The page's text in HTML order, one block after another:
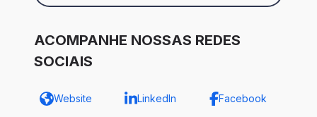
ACOMPANHE NOSSAS REDES
SOCIAIS
Website LinkedIn Facebook